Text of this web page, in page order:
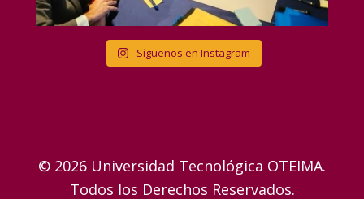
Síguenos en Instagram
© 2026 Universidad Tecnológica OTEIMA.
Todos los Derechos Reservados.